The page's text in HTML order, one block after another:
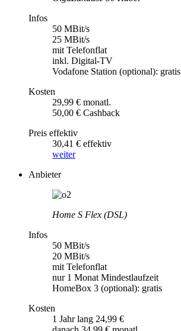
Infos
50 MBit/s
25 MBit/s
mit Telefonflat
inkl. Digital-TV
Vodafone Station (optional): gratis
Kosten
29,99 € monatl.
50,00 € Cashback
Preis effektiv
30,41 € effektiv
weiter
Anbieter
Home S Flex (DSL)
Infos
50 MBit/s
20 MBit/s
mit Telefonflat
nur 1 Monat Mindestlaufzeit
HomeBox 3 (optional): gratis
Kosten
1 Jahr lang 24,99 €